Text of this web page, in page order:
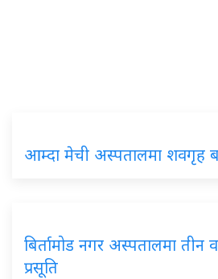
आम्दा मेची अस्पतालमा शवगृह
बिर्तामोड नगर अस्पतालमा तीन
प्रसूति